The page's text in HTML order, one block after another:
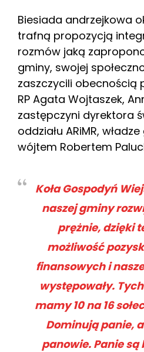
Biesiada andrzejkowa
trafną propozycją
rozmów jaką
gminy, swojej
zaszczycili obecnością
RP Agata Wojtaszek,
zastępczyni dyrektora
oddziału ARiMR,
wójtem Robertem
Koła Gospodyń
naszej gminy
prężnie, dzięki
możliwość
finansowych i
występowały.
mamy 10 na 16
Dominują panie,
panowie. Panie są